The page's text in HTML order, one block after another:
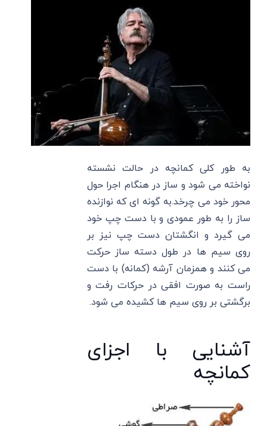
به طور کلی کمانچه در حالت نشسته
نواخته می شود و ساز در هنگام اجرا حول
محور خود می چرخد.به گونه ای که نوازنده
ساز را به طور عمودی و با دست چپ خود
می گیرد و انگشتان دست چپ نیز بر
روی سیم ها در طول دسته ساز حرکت
می کنند و همزمان آرشه (کمانه) با دست
راست به صورت افقی در حرکات رفت و
برگشتی بر روی سیم ها کشیده می شود.
آشنایی با اجزای
کمانچه